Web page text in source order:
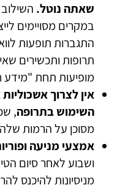
שאתה נוטל.
במקרים מסויימים
התגברות תופעות
תרופות ותכשירים
מופיעות תחת "מידע
אין לצרוך
השימוש בתרופה,
מסוכן על הרמות
אמצעי מניעה
ושבוע לאחר סיום
מניסיונות להיכנס